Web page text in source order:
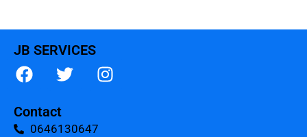
JB SERVICES
Contact
0646130647